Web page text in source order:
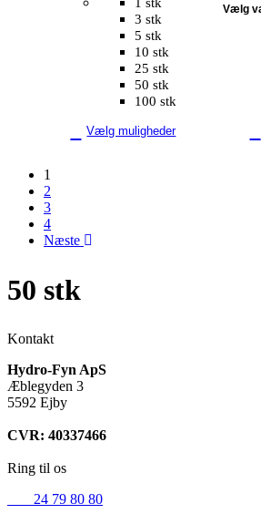
3 stk
5 stk
10 stk
25 stk
50 stk
100 stk
Vælg muligheder
Vælg
1
2
3
4
Næste
50 stk
Kontakt
Hydro-Fyn ApS
Æblegyden 3
5592 Ejby
CVR: 40337466
Ring til os
24 79 80 80